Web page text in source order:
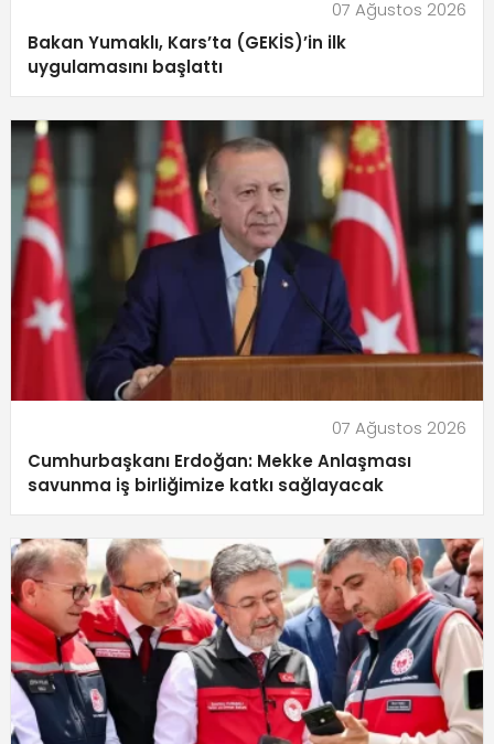
07 Ağustos 2026
Bakan Yumaklı, Kars’ta (GEKİS)’in ilk
uygulamasını başlattı
07 Ağustos 2026
Cumhurbaşkanı Erdoğan: Mekke Anlaşması
savunma iş birliğimize katkı sağlayacak